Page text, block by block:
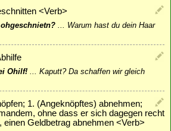
<Verb>
Warum hast du dein Haar
Ohilf!
Kaputt? Da schaffen wir gleich
1. (Angeknöpftes) abnehmen;
ohne dass er sich dagegen recht
Geldbetrag abnehmen <Verb>